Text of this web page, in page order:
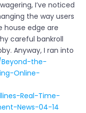
I’ve noticed
the way users
house edge are
careful bankroll
Anyway, I ran into
the-
Online-
Real-Time-
News-04-14